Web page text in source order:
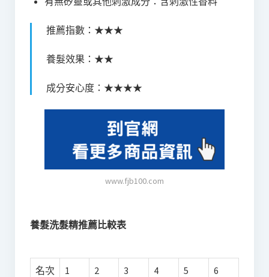
推薦指數：★★★
養髮效果：★★
成分安心度：★★★★
www.fjb100.com
養髮洗髮精推薦比較表
名次 1 2 3 4 5 6